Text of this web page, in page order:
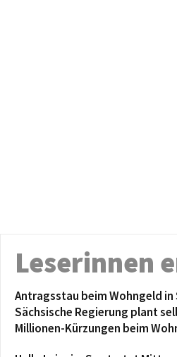
Leserinnen
Antragsstau beim Wohngeld in
Sächsische Regierung plant
Millionen-Kürzungen beim